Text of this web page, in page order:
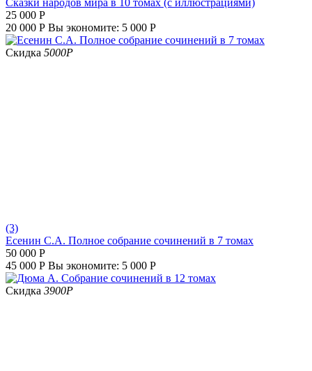
Сказки народов мира в 10 томах (с иллюстрациями)
25 000 Р
20 000 Р Вы экономите: 5 000 Р
Скидка 5000Р
(3)
Есенин С.А. Полное собрание сочинений в 7 томах
50 000 Р
45 000 Р Вы экономите: 5 000 Р
Скидка 3900Р